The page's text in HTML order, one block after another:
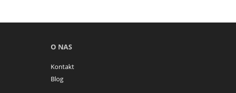
O NAS
Kontakt
Blog